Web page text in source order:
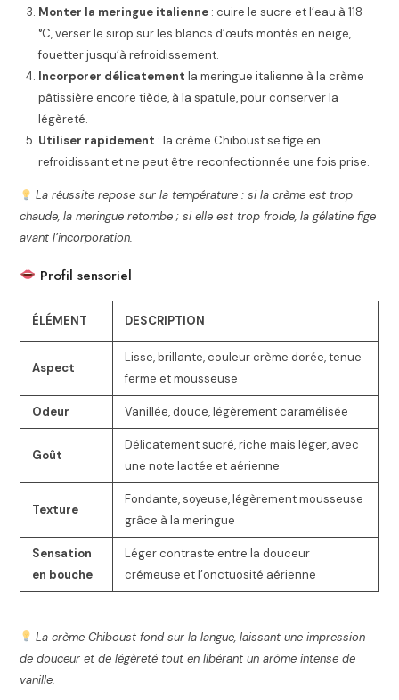
Monter la meringue italienne : cuire le sucre et l’eau à 118
°C, verser le sirop sur les blancs d’œufs montés en neige,
fouetter jusqu’à refroidissement.
Incorporer délicatement la meringue italienne à la crème
pâtissière encore tiède, à la spatule, pour conserver la
légèreté.
Utiliser rapidement : la crème Chiboust se fige en
refroidissant et ne peut être reconfectionnée une fois prise.
La réussite repose sur la température : si la crème est trop
chaude, la meringue retombe ; si elle est trop froide, la gélatine fige
avant l’incorporation.
Profil sensoriel
ÉLÉMENT DESCRIPTION
Aspect
Lisse, brillante, couleur crème dorée, tenue
ferme et mousseuse
Odeur Vanillée, douce, légèrement caramélisée
Goût
Délicatement sucré, riche mais léger, avec
une note lactée et aérienne
Texture
Fondante, soyeuse, légèrement mousseuse
grâce à la meringue
Sensation
en bouche
Léger contraste entre la douceur
crémeuse et l’onctuosité aérienne
La crème Chiboust fond sur la langue, laissant une impression
de douceur et de légèreté tout en libérant un arôme intense de
vanille.